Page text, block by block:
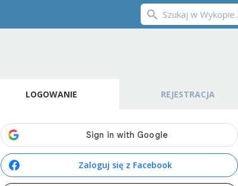
LOGOWANIE REJESTRACJA
Zaloguj się z Facebook